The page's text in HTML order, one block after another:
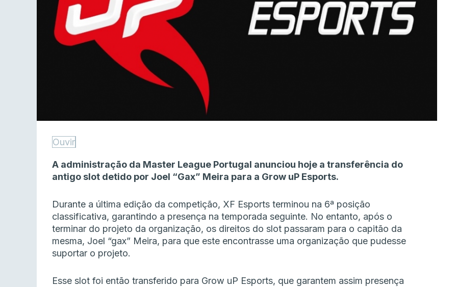
Ouvir
A administração da Master League Portugal anunciou hoje a transferência do
antigo slot detido por Joel “Gax” Meira para a Grow uP Esports.
Durante a última edição da competição, XF Esports terminou na 6ª posição
classificativa, garantindo a presença na temporada seguinte. No entanto, após o
terminar do projeto da organização, os direitos do slot passaram para o capitão da
mesma, Joel “gax” Meira, para que este encontrasse uma organização que pudesse
suportar o projeto.
Esse slot foi então transferido para Grow uP Esports, que garantem assim presença